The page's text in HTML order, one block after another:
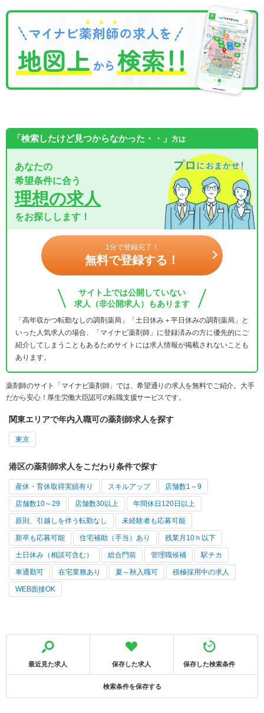
「検索したけど見つからなかった・・」 方は
あなたの
希望条件に合う
理想の求人
をお探しします！
1分で登録完了！
無料で登録する！
サイト上では公開していない
求人（非公開求人）もあります
「高年収かつ転勤なしの調剤薬局」「土日休み＋平日休みの調剤薬局」と
いった人気求人の場合、「マイナビ薬剤師」に登録済みの方に優先的にご
紹介してしまうこともあるためサイトには求人情報が掲載されないことも
あります。
薬剤師のサイト「マイナビ薬剤師」では、希望通りの求人を無料でご紹介。大手
だから安心！厚生労働大臣認可の転職支援サービスです。
関東エリアで年内入職可の薬剤師求人を探す
東京
港区の薬剤師求人をこだわり条件で探す
産休・育休取得実績有り スキルアップ 店舗数1～9
店舗数10～29 店舗数30以上 年間休日120日以上
原則、引越しを伴う転勤なし 未経験者も応募可能
新卒も応募可能 住宅補助（手当）あり 残業月10ｈ以下
土日休み（相談可含む） 総合門前 管理職候補 駅チカ
車通勤可 在宅業務あり 夏～秋入職可 積極採用中の求人
WEB面接OK
最近見た求人 保存した求人 保存した検索条件
検索条件を保存する